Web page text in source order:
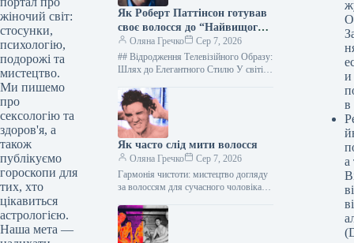
жіночий світ:
стосунки,
психологію,
подорожі та
мистецтво.
Ми пишемо
про
сексологію та
здоров'я, а
також
публікуємо
гороскопи для
тих, хто
цікавиться
астрологією.
Наша мета —
Як Роберт Паттінсон готував
своє волосся до “Найвищого
ефіру”
Оляна Гречко
Сер 7, 2026
## Відродження Телевізійного Образу:
Шлях до Елегантного Стилю У світі
ключовим елементом, актори часто
вдаються до…
Як часто слід мити волосся
Оляна Гречко
Сер 7, 2026
Гармонія чистоти: мистецтво догляду
за волоссям для сучасного чоловіка
сумніву, зробили крок уперед,
відмовившись від…
и
в
а